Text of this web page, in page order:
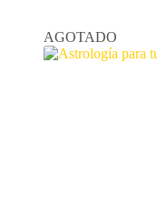
AGOTADO